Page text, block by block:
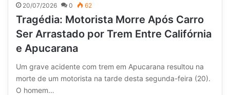
20/07/2026 0 62
Tragédia: Motorista Morre Após Carro
Ser Arrastado por Trem Entre Califórnia
e Apucarana
Um grave acidente com trem em Apucarana resultou na
morte de um motorista na tarde desta segunda-feira (20).
O homem…